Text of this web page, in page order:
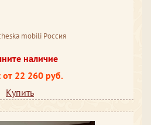
mobili Россия
наличие
от 22 260 руб.
Купить